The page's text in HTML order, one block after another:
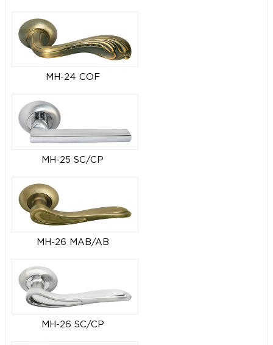
MH-24 COF
MH-25 SC/CP
MH-26 MAB/AB
MH-26 SC/CP